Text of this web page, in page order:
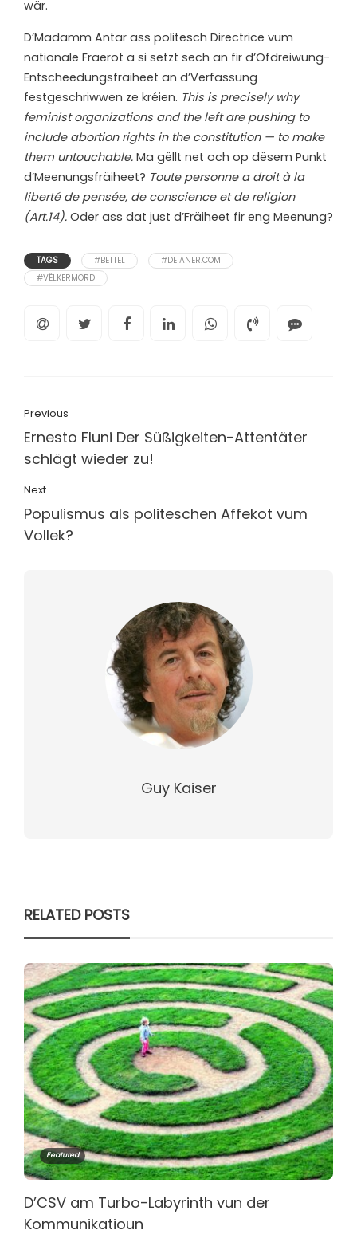
wär.
D’Madamm Antar ass politesch Directrice vum
nationale Fraerot a si setzt sech an fir d’Ofdreiwung-
Entscheedungsfräiheet an d’Verfassung
festgeschriwwen ze kréien. This is precisely why
feminist organizations and the left are pushing to
include abortion rights in the constitution — to make
them untouchable. Ma gëllt net och op dësem Punkt
d’Meenungsfräiheet? Toute personne a droit à la
liberté de pensée, de conscience et de religion
(Art.14). Oder ass dat just d’Fräiheet fir eng Meenung?
TAGS #BETTEL
#DEIANER.COM
#VËLKERMORD
Previous
Ernesto Fluni Der Süßigkeiten-Attentäter
schlägt wieder zu!
Next
Populismus als politeschen Affekot vum
Vollek?
Guy Kaiser
RELATED POSTS
Featured
D’CSV am Turbo-Labyrinth vun der
Kommunikatioun